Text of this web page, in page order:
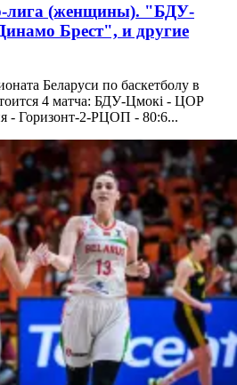
лига (женщины). "БДУ-
Брест", и другие
Беларуси по баскетболу в
4 матча: БДУ-Цмокi - ЦОР
- Горизонт-2-РЦОП - 80:6...